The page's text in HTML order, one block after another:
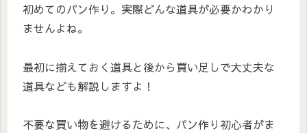
初めてのパン作り。実際どんな道具が必要かわかり
ませんよね。
最初に揃えておく道具と後から買い足しで大丈夫な
道具なども解説しますよ！
不要な買い物を避けるために、パン作り初心者がま